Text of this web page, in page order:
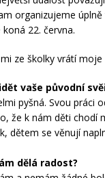
organizujeme
22. června.
ze školky vrátí
vaše původní
pyšná. Svou práci
že k nám děti chodí
dětem se věnují
dělá radost?